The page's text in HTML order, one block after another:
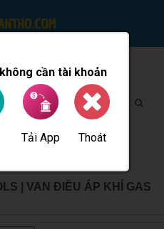
không cần tài khoản
Tải App Thoát
| VAN ĐIỀU ÁP KHÍ GAS